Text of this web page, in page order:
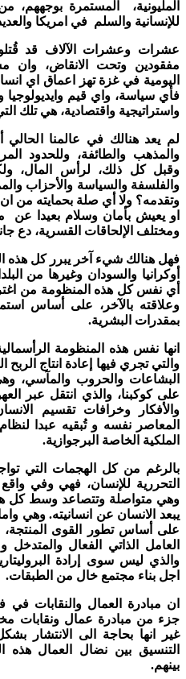
المليونية، المستمرة بوجههم،
للإنسانية والسلم في امريكا
عشرات وعشرات الآلاف قد
مفقودين وتحت الانقاض، وان
اليومية في غزة تهز اعماق اي
فأي سياسة، واي قيم
واستراتيجية واقتصادية، هي تلك
لم يعد هنالك في عالمنا
والمذهب والطائفة، وللحدود
وقبل كل ذلك، لرأس المال،
والفلسفة والسياسة والأحزاب
وتقدمه؟ ولا أي صلة بحمايته من
او يعيش بأمان وسلام بعيدا عن
ومختلف الإلحاقات القسرية، دع
فهل هنالك شيء آخر يبرر كل هذه
أوكرانيا والسودان وغيرها من
أي نفس كل هذه المنظومة من
وعلاقته بالآخر، على أساس
بمقدرات البشرية.
انها نفس هذه المنظومة
والتي تجري فيها إعادة انتاج
البشاعات والحروب والمآسي،
على كوكبنا، والذي انتقل عبر
والأفكار وخرافات تقسيم
المعاصر نفسه و تُبقيه عبدا
الملكية الخاصة البرجوازية.
بالرغم من كل الهجمات التي
التحررية للإنسان، فهي وفي واقع
وهي متواصلة وتتصاعد وسط كل
يبعد الانسان عن انسانيته. وهي
على أساس تطور القوى المنتجة،
العامل الذاتي الفعال والمتدخل
والذي ليس سوى إرادة
اجل بناء مجتمع خال من الطبقات.
ان مبادرة العمال والنقابات
جزء من مبادرة عمال ونقابات
غير انها بحاجة الى الانتشار
التنسيق بين نضال العمال هذه
بينهم.